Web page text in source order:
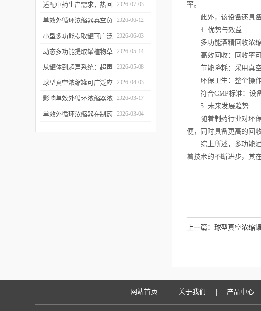
程与核心优势解析
适配中药生产需求，热回
流提取浓缩机组的应用优
势解析
2026-07-03
单效外循环浓缩器真空负
压蒸发技术的核心亮点解
析
2026-06-12
小型多功能提取罐可广泛
应用于哪些行业？
2026-06-03
动态多功能提取罐植物草
本精华萃取成套工艺流程
2026-05-14
从罐体到超声系统：超声
波提取罐的结构特点解析
2026-05-08
球型真空浓缩罐可广泛应
用于哪些行业？应用优势
有哪些？
2026-04-03
影响单效外循环浓缩器浓
缩效果、物料纯度的关键
2026-03-17
单效外循环浓缩器在制药 2026-03-04
率。
此外，该设备还具备
4. 优势与效益
多功能酒精回收浓缩
高效回收：回收率可
节能降耗：采用真空
环保卫生：整个操作
符合GMP标准：设备
5. 未来发展趋势
随着制药行业对环保
便，同时具备更高的回
综上所述，多功能酒
着技术的不断进步，其
上一篇： 球型真空浓缩
网站首页 | 关于我们 | 产品中心